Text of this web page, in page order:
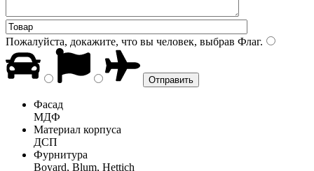
Пожалуйста, докажите, что вы человек, выбрав Флаг.
Фасад
МДФ
Материал корпуса
ДСП
Фурнитура
Boyard, Blum, Hettich